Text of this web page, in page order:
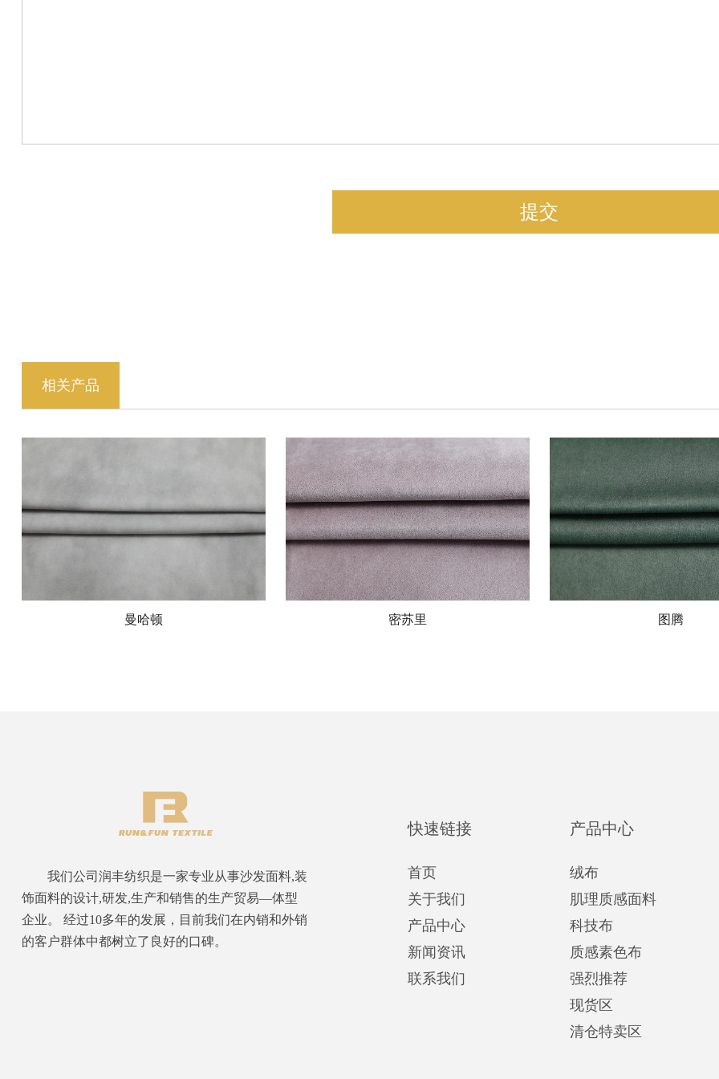
相关产品
曼哈顿 密苏里 图腾
我们公司润丰纺织是一家专业从事沙发面料,装
饰面料的设计,研发,生产和销售的生产贸易—体型
企业。 经过10多年的发展，目前我们在内销和外销
的客户群体中都树立了良好的口碑。
快速链接
首页
关于我们
产品中心
新闻资讯
联系我们
产品中心
绒布
肌理质感面料
科技布
质感素色布
强烈推荐
现货区
清仓特卖区